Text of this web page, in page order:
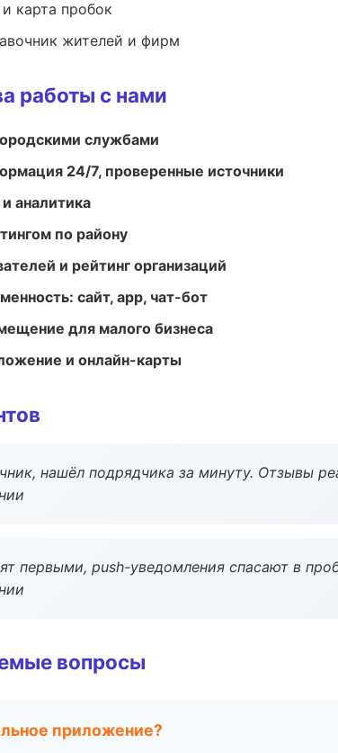
карта пробок
жителей и фирм
работы с нами
службами
24/7, проверенные источники
аналитика
по району
и рейтинг организаций
сайт, app, чат-бот
для малого бизнеса
и онлайн-карты
нашёл подрядчика за минуту. Отзывы
первыми, push-уведомления спасают в
вопросы
приложение?